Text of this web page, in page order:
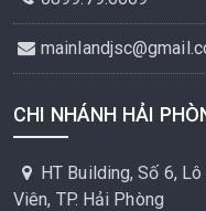
CHI NHÁNH HẢI
HT Building, Số 6,
Viên, TP. Hải Phòng